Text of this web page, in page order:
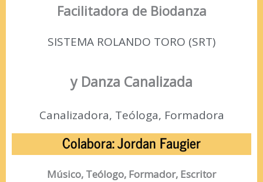
Facilitadora de Biodanza
SISTEMA ROLANDO TORO (SRT)
y Danza Canalizada
Canalizadora, Teóloga, Formadora
Colabora: Jordan Faugier
Músico, Teólogo, Formador, Escritor